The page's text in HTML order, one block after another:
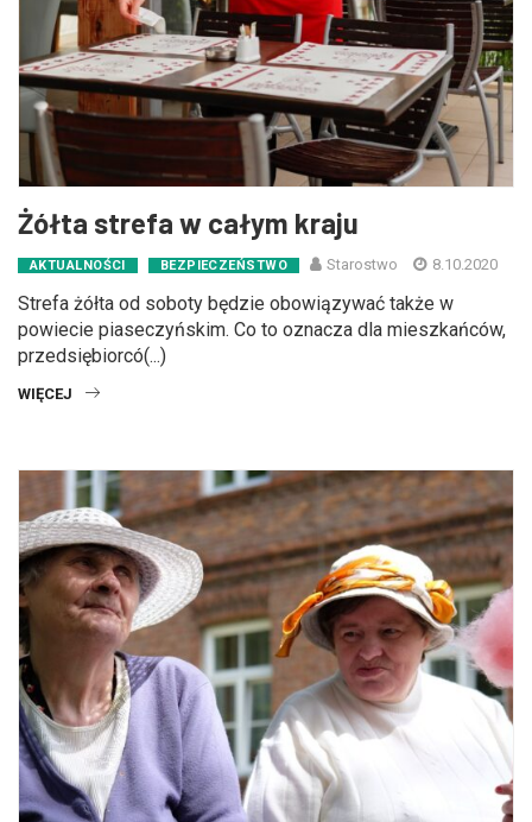
Żółta strefa w całym kraju
AKTUALNOŚCI BEZPIECZEŃSTWO Starostwo 8.10.2020
Strefa żółta od soboty będzie obowiązywać także w
powiecie piaseczyńskim. Co to oznacza dla mieszkańców,
przedsiębiorcó(...)
WIĘCEJ